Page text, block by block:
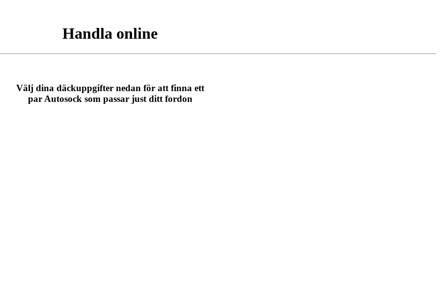
Handla online
Välj dina däckuppgifter nedan för att finna ett
par Autosock som passar just ditt fordon